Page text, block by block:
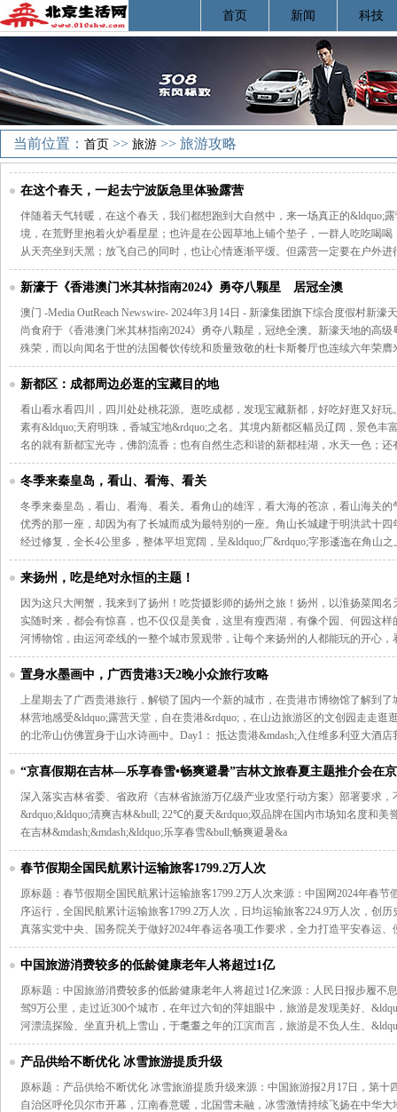
首页 新闻 科技
当前位置： 首页 >> 旅游 >> 旅游攻略
在这个春天，一起去宁波阪急里体验露营
伴随着天气转暖，在这个春天，我们都想跑到大自然中，来一场真正的&ldquo;
境，在荒野里抱着火炉看星星；也许是在公园草地上铺个垫子，一群人吃吃喝
从天亮坐到天黑；放飞自己的同时，也让心情逐渐平缓。但露营一定要在户外进
新濠于《香港澳门米其林指南2024》勇夺八颗星 居冠全澳
澳门 -Media OutReach Newswire- 2024年3月14日 - 新濠集团旗下综合度假村新
尚食府于《香港澳门米其林指南2024》勇夺八颗星，冠绝全澳。新濠天地的高
殊荣，而以向闻名于世的法国餐饮传统和质量致敬的杜卡斯餐厅也连续六年荣膺
新都区：成都周边必逛的宝藏目的地
看山看水看四川，四川处处桃花源。逛吃成都，发现宝藏新都，好吃好逛又好
素有&ldquo;天府明珠，香城宝地&rdquo;之名。其境内新都区幅员辽阔，景色丰
名的就有新都宝光寺，佛韵流香；也有自然生态和谐的新都桂湖，水天一色；还
冬季来秦皇岛，看山、看海、看关
冬季来秦皇岛，看山、看海、看关。看角山的雄浑，看大海的苍凉，看山海关
优秀的那一座，却因为有了长城而成为最特别的一座。角山长城建于明洪武十
经过修复，全长4公里多，整体平坦宽阔，呈&ldquo;厂&rdquo;字形逶迤在角山之
来扬州，吃是绝对永恒的主题！
因为这只大闸蟹，我来到了扬州！吃货摄影师的扬州之旅！扬州，以淮扬菜闻
实随时来，都会有惊喜，也不仅仅是美食，这里有瘦西湖，有像个园、何园这
河博物馆，由运河牵线的一整个城市景观带，让每个来扬州的人都能玩的开心，
置身水墨画中，广西贵港3天2晚小众旅行攻略
上星期去了广西贵港旅行，解锁了国内一个新的城市，在贵港市博物馆了解到
林营地感受&ldquo;露营天堂，自在贵港&rdquo;，在山边旅游区的文创园走走逛
的北帝山仿佛置身于山水诗画中。Day1： 抵达贵港&mdash;入住维多利亚大酒店
“京喜假期在吉林—乐享春雪•畅爽避暑”吉林文旅春夏主题推介会在
深入落实吉林省委、省政府《吉林省旅游万亿级产业攻坚行动方案》部署要求，
&rdquo;&ldquo;清爽吉林&bull; 22℃的夏天&rdquo;双品牌在国内市场知名度和美
在吉林&mdash;&mdash;&ldquo;乐享春雪&bull;畅爽避暑&a
春节假期全国民航累计运输旅客1799.2万人次
原标题：春节假期全国民航累计运输旅客1799.2万人次来源：中国网2024年春节
序运行，全国民航累计运输旅客1799.2万人次，日均运输旅客224.9万人次，创
真落实党中央、国务院关于做好2024年春运各项工作要求，全力打造平安春运、
中国旅游消费较多的低龄健康老年人将超过1亿
原标题：中国旅游消费较多的低龄健康老年人将超过1亿来源：人民日报步履不
驾9万公里，走过近300个城市，在年过六旬的萍姐眼中，旅游是发现美好、
河漂流探险、坐直升机上雪山，于耄耋之年的江滨而言，旅游是不负人生、
产品供给不断优化 冰雪旅游提质升级
原标题：产品供给不断优化 冰雪旅游提质升级来源：中国旅游报2月17日，第
自治区呼伦贝尔市开幕，江南春意暖，北国雪未融，冰雪激情持续飞扬在中华